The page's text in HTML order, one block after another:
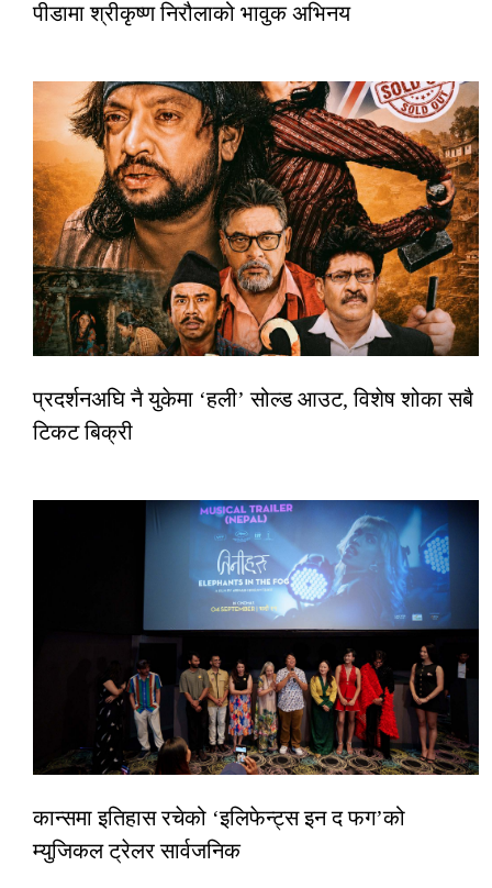
पीडामा श्रीकृष्ण निरौलाको भावुक अभिनय
प्रदर्शनअघि नै युकेमा ‘हली’ सोल्ड आउट, विशेष शोका सबै
टिकट बिक्री
कान्समा इतिहास रचेको ‘इलिफेन्ट्स इन द फग’को
म्युजिकल ट्रेलर सार्वजनिक